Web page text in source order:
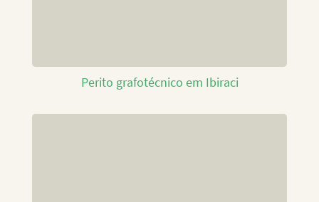
Perito grafotécnico em Ibiraci